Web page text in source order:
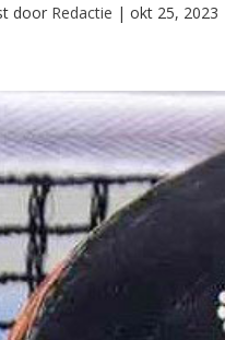
door Redactie |okt 25, 2023